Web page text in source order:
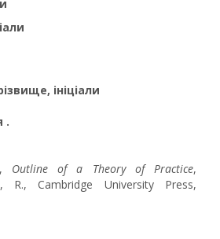
ініціали
.
Outline of a Theory of Practice,
R., Cambridge University Press,